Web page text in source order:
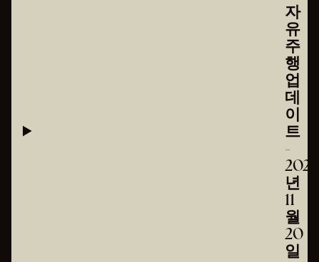
자
유
주
행
업
데
이
트
-
2025
년
11
월
20
일